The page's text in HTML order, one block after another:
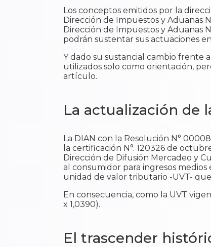
Los conceptos emitidos por la
Dirección de Impuestos y Aduanas
Dirección de Impuestos y Aduanas
podrán sustentar sus actuaciones
Y dado su sustancial cambio frente
utilizados solo como orientación,
artículo.
La actualización de
La DIAN con la Resolución N°
la certificación N°. 120326 de
Dirección de Difusión Mercadeo y
al consumidor para ingresos
unidad de valor tributario -UVT-
En consecuencia, como la UVT
x 1,0390).
El trascender